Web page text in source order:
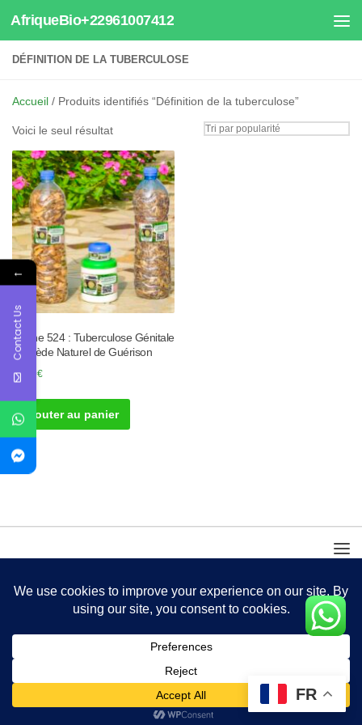
Au dessous du contenu
AfriqueBio+22961007412
DÉFINITION DE LA TUBERCULOSE
Accueil / Produits identifiés “Définition de la tuberculose”
Voici le seul résultat
Tisane 524 : Tuberculose Génitale
Remède Naturel de Guérison
30.00€
Ajouter au panier
FR
←
Contact Us